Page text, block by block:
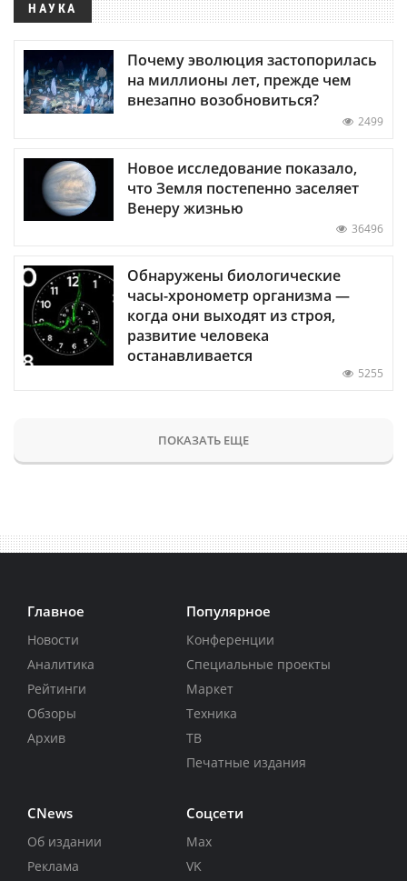
НАУКА
Почему эволюция застопорилась
на миллионы лет, прежде чем
внезапно возобновиться?
2499
Новое исследование показало,
что Земля постепенно заселяет
Венеру жизнью
36496
Обнаружены биологические
часы-хронометр организма —
когда они выходят из строя,
развитие человека
останавливается
5255
ПОКАЗАТЬ ЕЩЕ
Главное
Новости
Аналитика
Рейтинги
Обзоры
Архив
Популярное
Конференции
Специальные проекты
Маркет
Техника
ТВ
Печатные издания
CNews
Об издании
Реклама
Соцсети
Max
VK